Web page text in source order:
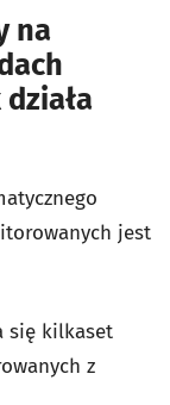
na
jest
się kilkaset
z